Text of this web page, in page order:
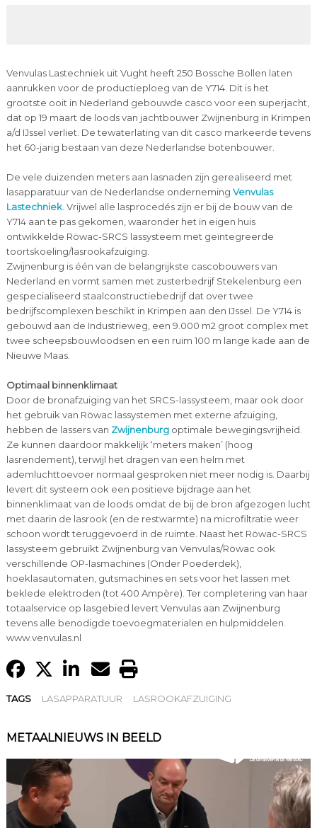
Venvulas Lastechniek uit Vught heeft 250 Bossche Bollen laten
aanrukken voor de productieploeg van de Y714. Dit is het
grootste ooit in Nederland gebouwde casco voor een superjacht,
dat op 19 maart de loods van jachtbouwer Zwijnenburg in Krimpen
a/d IJssel verliet. De tewaterlating van dit casco markeerde tevens
het 60-jarig bestaan van deze Nederlandse botenbouwer.
De vele duizenden meters aan lasnaden zijn gerealiseerd met
lasapparatuur van de Nederlandse onderneming Venvulas
Lastechniek. Vrijwel alle lasprocedés zijn er bij de bouw van de
Y714 aan te pas gekomen, waaronder het in eigen huis
ontwikkelde Röwac-SRCS lassysteem met geïntegreerde
toortskoeling/lasrookafzuiging.
Zwijnenburg is één van de belangrijkste cascobouwers van
Nederland en vormt samen met zusterbedrijf Stekelenburg een
gespecialiseerd staalconstructiebedrijf dat over twee
bedrijfscomplexen beschikt in Krimpen aan den IJssel. De Y714 is
gebouwd aan de Industrieweg, een 9.000 m2 groot complex met
twee scheepsbouwloodsen en een ruim 100 m lange kade aan de
Nieuwe Maas.
Optimaal binnenklimaat
Door de bronafzuiging van het SRCS-lassysteem, maar ook door
het gebruik van Röwac lassystemen met externe afzuiging,
hebben de lassers van Zwijnenburgoptimale bewegingsvrijheid.
Ze kunnen daardoor makkelijk ‘meters maken’ (hoog
lasrendement), terwijl het dragen van een helm met
ademluchttoevoer normaal gesproken niet meer nodig is. Daarbij
levert dit systeem ook een positieve bijdrage aan het
binnenklimaat van de loods omdat de bij de bron afgezogen lucht
met daarin de lasrook (en de restwarmte) na microfiltratie weer
schoon wordt teruggevoerd in de ruimte. Naast het Röwac-SRCS
lassysteem gebruikt Zwijnenburg van Venvulas/Röwac ook
verschillende OP-lasmachines (Onder Poederdek),
hoeklasautomaten, gutsmachines en sets voor het lassen met
beklede elektroden (tot 400 Ampère). Ter completering van haar
totaalservice op lasgebied levert Venvulas aan Zwijnenburg
tevens alle benodigde toevoegmaterialen en hulpmiddelen.
www.venvulas.nl
TAGS LASAPPARATUUR LASROOKAFZUIGING
METAALNIEUWS IN BEELD